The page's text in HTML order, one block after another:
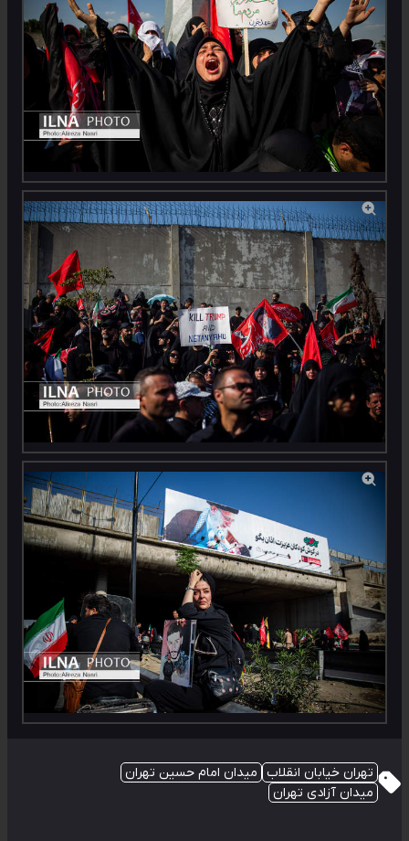
تهران خیابان انقلاب میدان امام حسین تهران
میدان آزادی تهران